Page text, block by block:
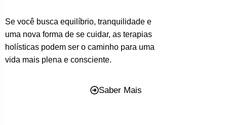
Se você busca equilíbrio, tranquilidade e
uma nova forma de se cuidar, as terapias
holísticas podem ser o caminho para uma
vida mais plena e consciente.
Saber Mais